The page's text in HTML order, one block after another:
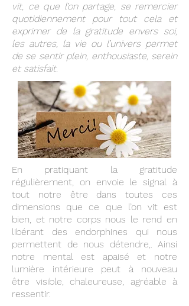
vit, ce que l’on partage, se remercier
quotidiennement pour tout cela et
exprimer de la gratitude envers soi,
les autres, la vie ou l’univers permet
de se sentir plein, enthousiaste, serein
et satisfait.
En pratiquant la gratitude
régulièrement, on envoie le signal à
tout notre être dans toutes ces
dimensions que ce que l’on vit est
bien, et notre corps nous le rend en
libérant des endorphines qui nous
permettent de nous détendre,. Ainsi
notre mental est apaisé et notre
lumière intérieure peut à nouveau
être visible, chaleureuse, agréable à
ressentir.